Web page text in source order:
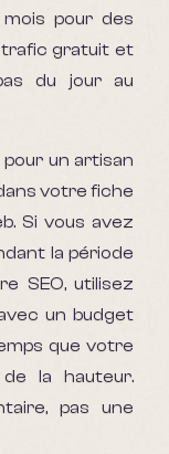
pour des
trafic gratuit et
du jour au
un artisan
votre fiche
Si vous avez
la période
SEO, utilisez
un budget
que votre
la hauteur.
pas une